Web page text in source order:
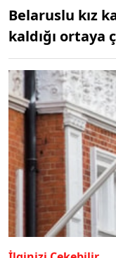
Belaruslu kız
kaldığı ortaya